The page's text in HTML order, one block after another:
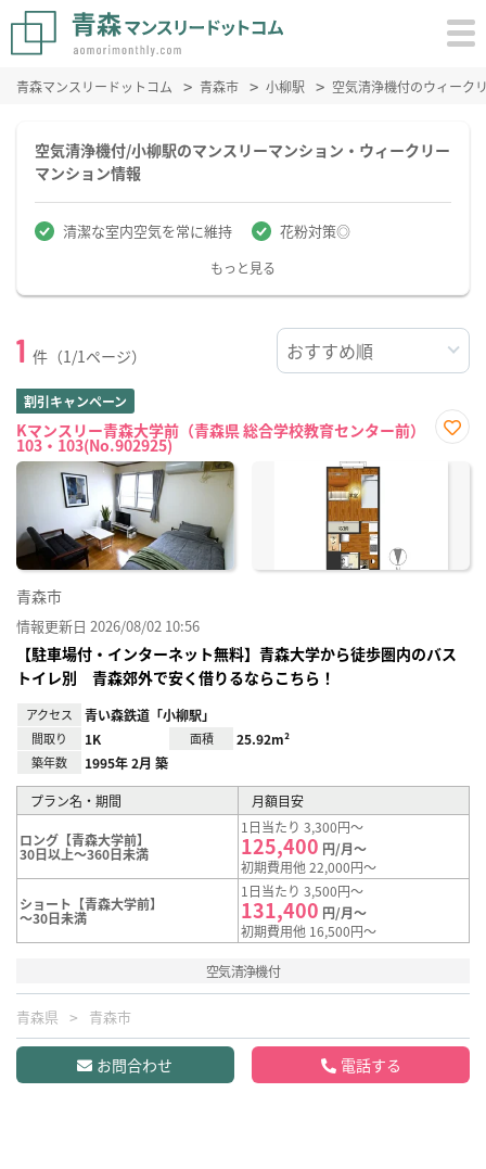
青森マンスリードットコム 青森市 小柳駅 空気清浄機付のウィーク
空気清浄機付/小柳駅のマンスリーマンション・ウィークリー
マンション情報
清潔な室内空気を常に維持 花粉対策◎
もっと見る
1 件（1/1ページ）
割引キャンペーン
Kマンスリー青森大学前（青森県 総合学校教育センター前）
103・103(No.902925)
に入
青森市
情報更新日 2026/08/02 10:56
【駐車場付・インターネット無料】青森大学から徒歩圏内のバス
トイレ別 青森郊外で安く借りるならこちら！
アクセス 青い森鉄道「小柳駅」
間取り 1K 面積 25.92m²
築年数 1995年 2月 築
プラン名・期間 月額目安
ロング【青森大学前】
30日以上～360日未満
1日当たり 3,300円～
125,400 円/月～
初期費用他 22,000円～
ショート【青森大学前】
～30日未満
1日当たり 3,500円～
131,400 円/月～
初期費用他 16,500円～
空気清浄機付
青森県 青森市
お問合わせ 電話する